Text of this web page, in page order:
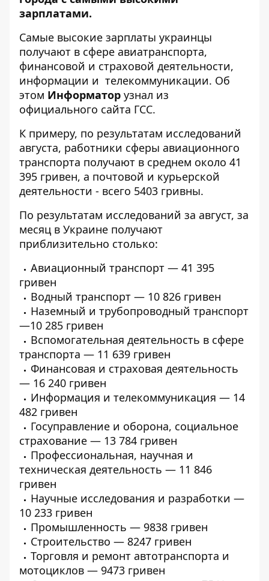
зарплатами.
Самые высокие зарплаты украинцы
получают в сфере авиатранспорта,
финансовой и страховой деятельности,
информации и телекоммуникации. Об
этом Информатор узнал из
официального сайта ГСС.
К примеру, по результатам исследований
августа, работники сферы авиационного
транспорта получают в среднем около 41
395 гривен, а почтовой и курьерской
деятельности - всего 5403 гривны.
По результатам исследований за август, за
месяц в Украине получают
приблизительно столько:
Авиационный транспорт — 41 395
гривен
Водный транспорт — 10 826 гривен
Наземный и трубопроводный транспорт
—10 285 гривен
Вспомогательная деятельность в сфере
транспорта — 11 639 гривен
Финансовая и страховая деятельность
— 16 240 гривен
Информация и телекоммуникация — 14
482 гривен
Госуправление и оборона, социальное
страхование — 13 784 гривен
Профессиональная, научная и
техническая деятельность — 11 846
гривен
Научные исследования и разработки —
10 233 гривен
Промышленность — 9838 гривен
Строительство — 8247 гривен
Торговля и ремонт автотранспорта и
мотоциклов — 9473 гривен